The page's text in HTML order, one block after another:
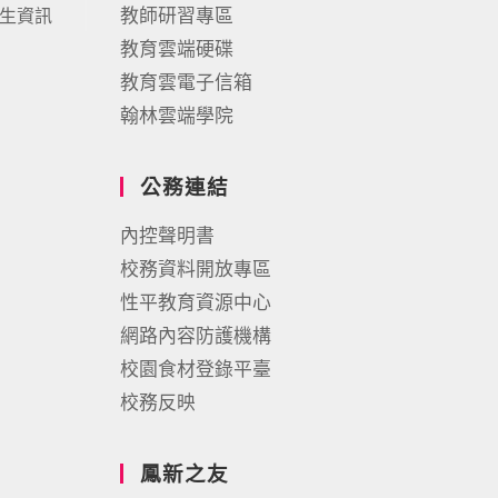
資訊
教師研習專區
教育雲端硬碟
教育雲電子信箱
翰林雲端學院
公務連結
內控聲明書
校務資料開放專區
性平教育資源中心
網路內容防護機構
校園食材登錄平臺
校務反映
鳳新之友